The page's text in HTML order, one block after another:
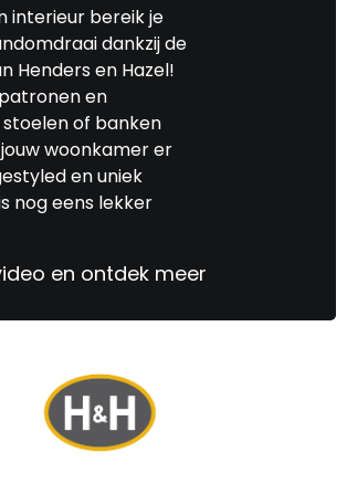
interieur bereik je
dankzij de
Henders en Hazel!
en
of banken
woonkamer er
en uniek
nog eens lekker
en ontdek meer